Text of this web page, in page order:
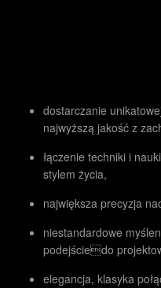
dostarczanie
najwyższą jakość z
łączenie techniki i
stylem życia,
największa precyzja
niestandardowe
podejściedo
elegancja, klasyka